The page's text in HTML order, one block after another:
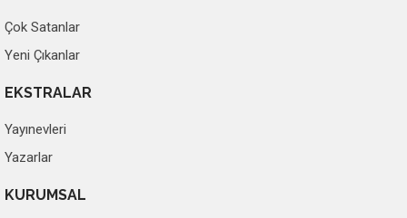
Çok Satanlar
Yeni Çıkanlar
EKSTRALAR
Yayınevleri
Yazarlar
KURUMSAL